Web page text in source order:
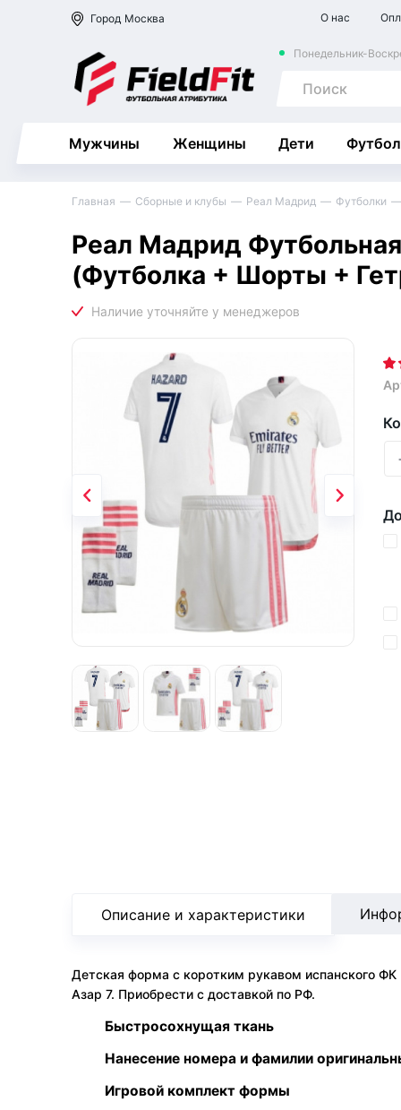
Город Москва О нас
Понедельник-
Мужчины Женщины Дети
Главная Сборные и клубы Реал Мадрид Футболки
Реал Мадрид
(Футболка + Шорты +
Описание и характеристики
Детская форма с коротким рукавом испанского
Азар 7. Приобрести с доставкой по РФ.
Быстросохнущая ткань
Нанесение номера и фамилии
Игровой комплект формы